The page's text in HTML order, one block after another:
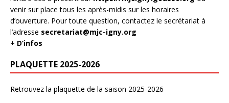
venir sur place tous les après-midis sur les horaires
d’ouverture. Pour toute question, contactez le secrétariat à
l’adresse secretariat@mjc-igny.org
+ D’infos
PLAQUETTE 2025-2026
Retrouvez la plaquette de la saison 2025-2026